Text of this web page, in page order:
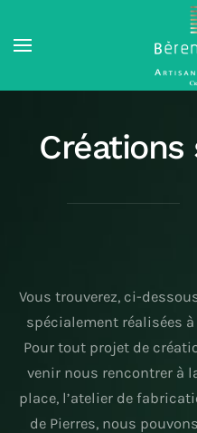
Skip to main content
Créations
Vous trouverez, ci-
spécialement réalisées
Pour tout projet de
venir nous rencontrer à
place, l’atelier de
de Pierres, nous